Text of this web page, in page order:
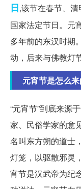
日,该节在春节、
国家法定节日。元
多年前的东汉时期
动，后来与佛教灯
元宵节是怎么
“元宵节”到底来源
家、民俗学家的意
名叫东方朔的道士
灯笼，以驱散邪灵
宵节是汉武帝为纪